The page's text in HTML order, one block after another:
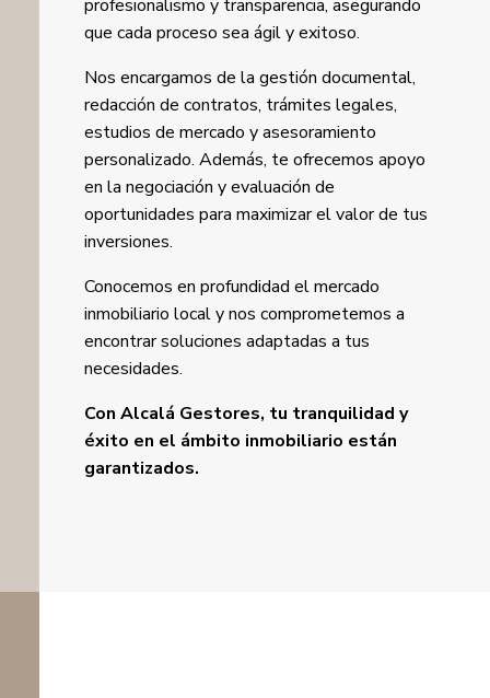
profesionalismo y transparencia, asegurando
que cada proceso sea ágil y exitoso.
Nos encargamos de la gestión documental,
redacción de contratos, trámites legales,
estudios de mercado y asesoramiento
personalizado. Además, te ofrecemos apoyo
en la negociación y evaluación de
oportunidades para maximizar el valor de tus
inversiones.
Conocemos en profundidad el mercado
inmobiliario local y nos comprometemos a
encontrar soluciones adaptadas a tus
necesidades.
Con Alcalá Gestores, tu tranquilidad y
éxito en el ámbito inmobiliario están
garantizados.